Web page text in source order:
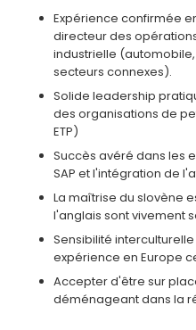
Expérience confirmée
directeur des
industrielle
secteurs connexes).
Solide leadership
des organisations de
ETP)
Succès avéré dans les
SAP et l'intégration de
La maîtrise du slovène
l'anglais sont vivement
Sensibilité
expérience en Europe
Accepter d'être sur
déménageant dans la